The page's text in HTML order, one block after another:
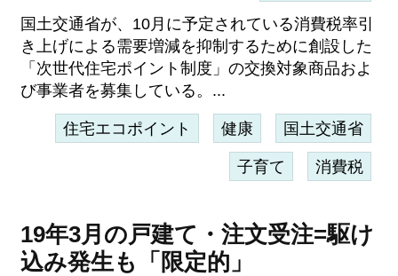
国土交通省が、10月に予定されている消費税率引
き上げによる需要増減を抑制するために創設した
「次世代住宅ポイント制度」の交換対象商品およ
び事業者を募集している。...
住宅エコポイント 健康 国土交通省
子育て 消費税
19年3月の戸建て・注文受注=駆け
込み発生も「限定的」